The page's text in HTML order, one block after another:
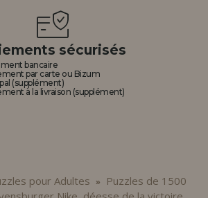
sécurisés
bancaire
par carte ou Bizum
(supplément)
à la livraison (supplément)
pour Adultes »
Puzzles de 1500